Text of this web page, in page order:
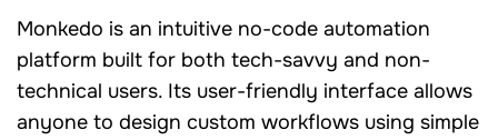
Monkedo is an intuitive no-code automation
platform built for both tech-savvy and non-
technical users. Its user-friendly interface allows
anyone to design custom workflows using simple